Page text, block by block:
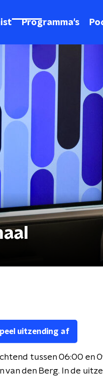
Programma's
uitzending af
tussen 06:00 en
van den Berg. In de